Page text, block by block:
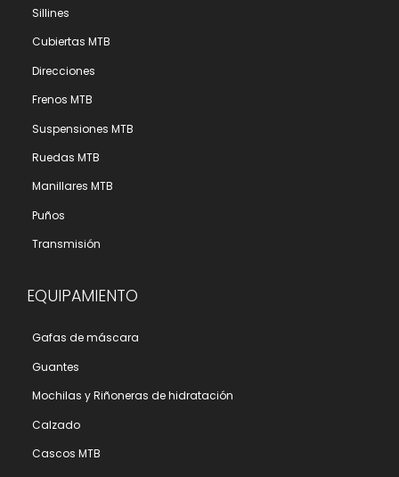
Sillines
Cubiertas MTB
Direcciones
Frenos MTB
Suspensiones MTB
Ruedas MTB
Manillares MTB
Puños
Transmisión
EQUIPAMIENTO
Gafas de máscara
Guantes
Mochilas y Riñoneras de hidratación
Calzado
Cascos MTB